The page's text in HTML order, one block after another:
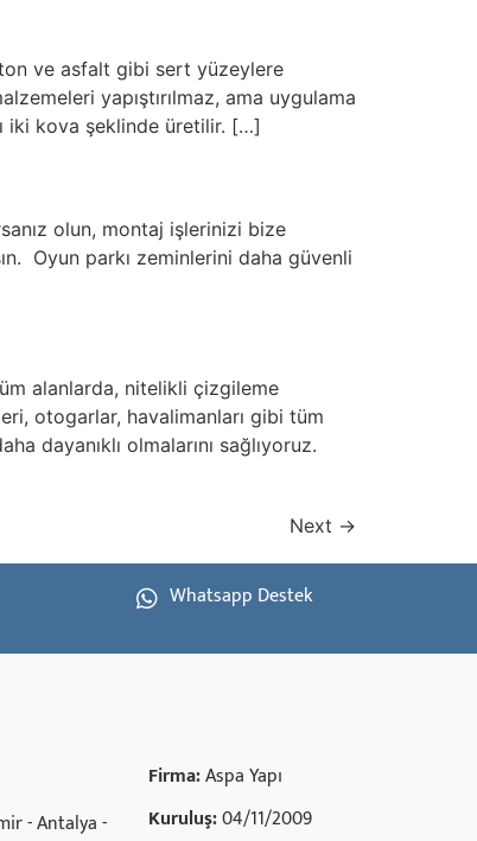
ve asfalt gibi sert yüzeylere
yapıştırılmaz, ama uygulama
iki kova şeklinde üretilir. […]
olun, montaj işlerinizi bize
Oyun parkı zeminlerini daha güvenli
alanlarda, nitelikli çizgileme
otogarlar, havalimanları gibi tüm
dayanıklı olmalarını sağlıyoruz.
Next →
Whatsapp Destek
- Antalya -
Firma:Aspa Yapı
Kuruluş:04/11/2009